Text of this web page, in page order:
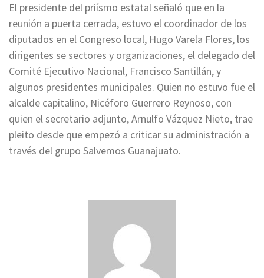
El presidente del priísmo estatal señaló que en la
reunión a puerta cerrada, estuvo el coordinador de los
diputados en el Congreso local, Hugo Varela Flores, los
dirigentes se sectores y organizaciones, el delegado del
Comité Ejecutivo Nacional, Francisco Santillán, y
algunos presidentes municipales. Quien no estuvo fue el
alcalde capitalino, Nicéforo Guerrero Reynoso, con
quien el secretario adjunto, Arnulfo Vázquez Nieto, trae
pleito desde que empezó a criticar su administración a
través del grupo Salvemos Guanajuato.